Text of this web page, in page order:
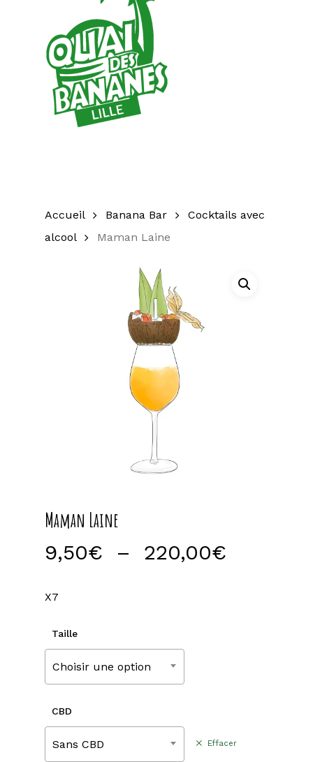
Accueil Banana Bar
Cocktails avec
alcool
Maman Laine
Maman Laine
9,50€ – 220,00€
X7
Taille
Choisir une option
CBD
Sans CBD Effacer